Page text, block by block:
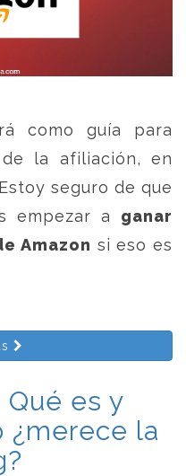
como guía para
la afiliación, en
seguro de que
empezar a ganar
Amazon si eso es
Qué es y
¿merece la